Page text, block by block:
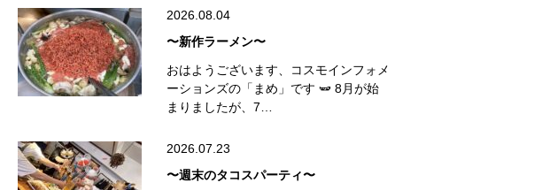
2026.08.04
〜新作ラーメン〜
おはようございます、コスモインフォメ
ーションズの「まめ」です 🫛 8月が始
まりましたが、7…
2026.07.23
〜週末のタコスパーティ〜